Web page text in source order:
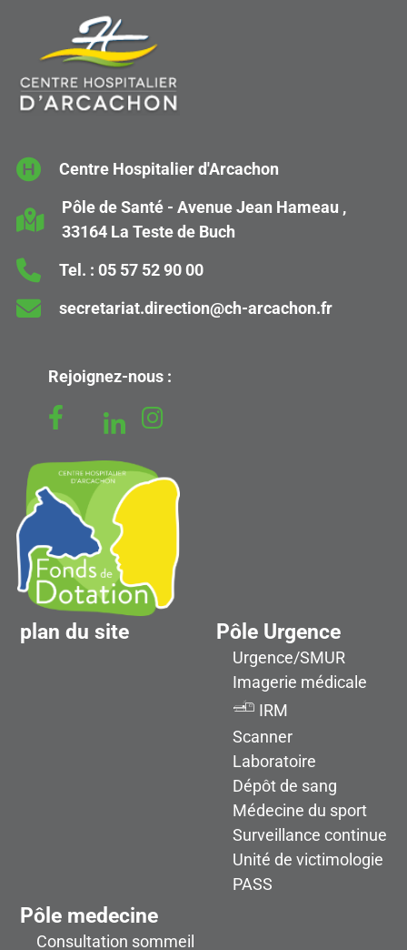
PH Parking handicapé
PN Parking N°1
PN Parking N°2
PP Parking Personnel
R
U
Zone 1
Z1 Zone 10
Urgence, SMUR, Unité d'Hospitalisation de Courte
Durée (UHCD), Equipe de psychiatrie
Z1 Zone 11
Imagerie, IRM, Scanner
Zone 12
Bureaux (médecins, service social, psychologues)
Z1 Zone 16
famillial
Centre Hospitalier d'Arcachon
Pôle de Santé - Avenue Jean Hameau ,
33164 La Teste de Buch
Tel. : 05 57 52 90 00
secretariat.direction@ch-arcachon.fr
Rejoignez-nous :
plan du site Pôle Urgence
Urgence/SMUR
Imagerie médicale
IRM
Scanner
Laboratoire
Dépôt de sang
Médecine du sport
Surveillance continue
Unité de victimologie
PASS
Pôle medecine
Consultation sommeil